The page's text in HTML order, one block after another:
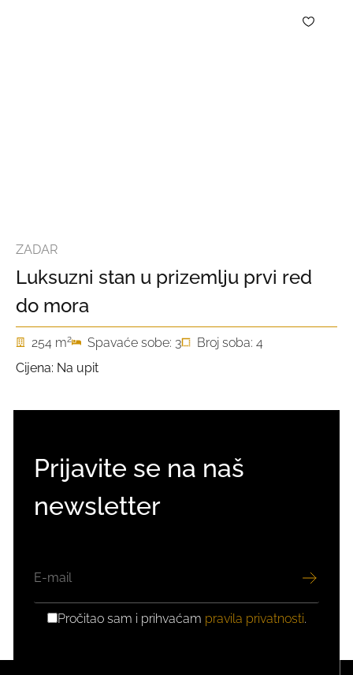
ZADAR
Luksuzni stan u prizemlju prvi red
do mora
254 m2 Spavaće sobe: 3
Broj soba: 4
Cijena: Na upit
Prijavite se na naš
newsletter
GDPRPročitao sam i prihvaćam pravila privatnosti.